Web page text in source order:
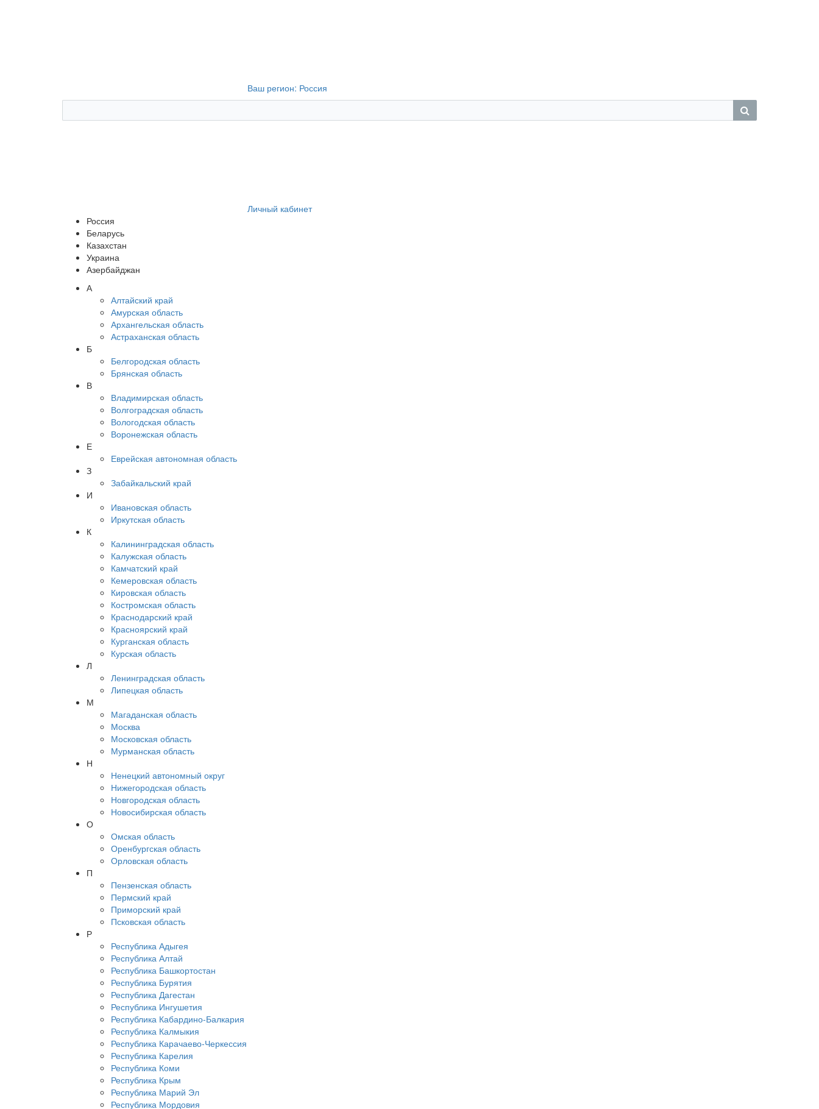
Ваш регион: Россия
Личный кабинет
Россия
Беларусь
Казахстан
Украина
Азербайджан
А
Алтайский край
Амурская область
Архангельская область
Астраханская область
Б
Белгородская область
Брянская область
В
Владимирская область
Волгоградская область
Вологодская область
Воронежская область
Е
Еврейская автономная область
З
Забайкальский край
И
Ивановская область
Иркутская область
К
Калининградская область
Калужская область
Камчатский край
Кемеровская область
Кировская область
Костромская область
Краснодарский край
Красноярский край
Курганская область
Курская область
Л
Ленинградская область
Липецкая область
М
Магаданская область
Москва
Московская область
Мурманская область
Н
Ненецкий автономный округ
Нижегородская область
Новгородская область
Новосибирская область
О
Омская область
Оренбургская область
Орловская область
П
Пензенская область
Пермский край
Приморский край
Псковская область
Р
Республика Адыгея
Республика Алтай
Республика Башкортостан
Республика Бурятия
Республика Дагестан
Республика Ингушетия
Республика Кабардино-Балкария
Республика Калмыкия
Республика Карачаево-Черкессия
Республика Карелия
Республика Коми
Республика Крым
Республика Марий Эл
Республика Мордовия